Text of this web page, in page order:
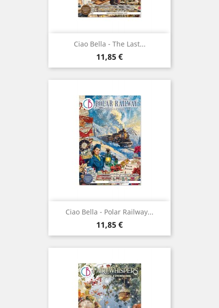
Ciao Bella - The Last...
Prix
11,85 €
Ciao Bella - Polar Railway...
Prix
11,85 €